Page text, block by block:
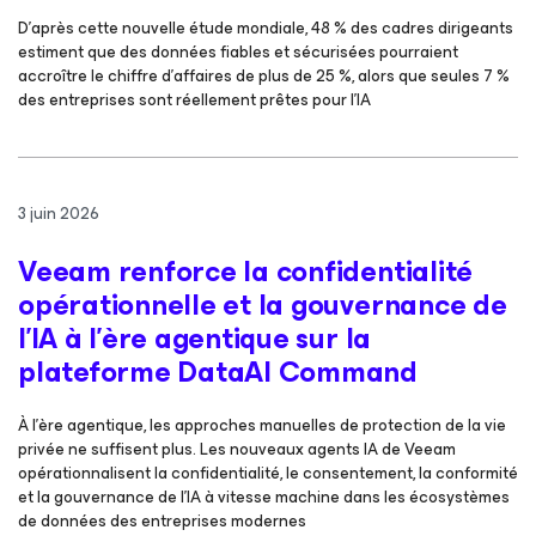
D’après cette nouvelle étude mondiale, 48 % des cadres dirigeants
estiment que des données fiables et sécurisées pourraient
accroître le chiffre d’affaires de plus de 25 %, alors que seules 7 %
des entreprises sont réellement prêtes pour l’IA
3 juin 2026
Veeam renforce la confidentialité
opérationnelle et la gouvernance de
l'IA à l’ère agentique sur la
plateforme DataAI Command
À l’ère agentique, les approches manuelles de protection de la vie
privée ne suffisent plus. Les nouveaux agents IA de Veeam
opérationnalisent la confidentialité, le consentement, la conformité
et la gouvernance de l’IA à vitesse machine dans les écosystèmes
de données des entreprises modernes